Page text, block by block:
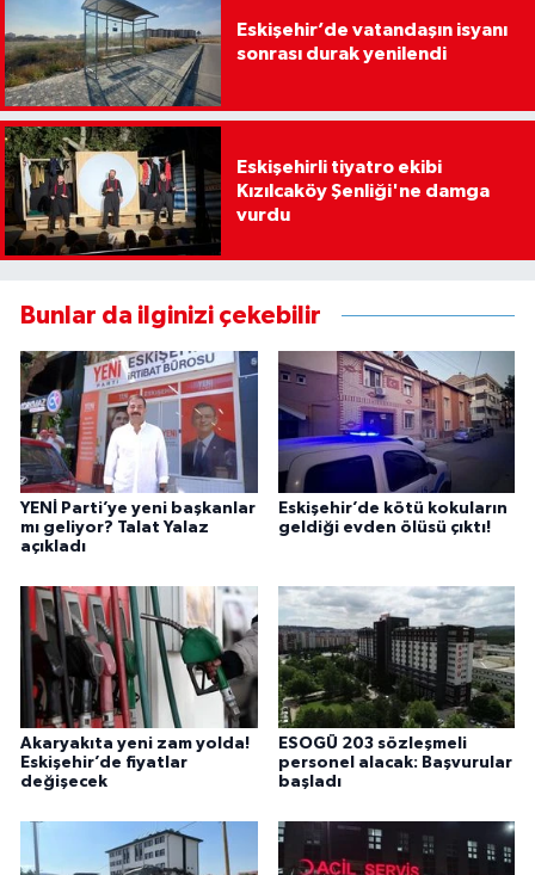
Eskişehir’de vatandaşın isyanı
sonrası durak yenilendi
Eskişehirli tiyatro ekibi
Kızılcaköy Şenliği'ne damga
vurdu
Bunlar da ilginizi çekebilir
YENİ Parti’ye yeni başkanlar
mı geliyor? Talat Yalaz
açıkladı
Eskişehir’de kötü kokuların
geldiği evden ölüsü çıktı!
Akaryakıta yeni zam yolda!
Eskişehir’de fiyatlar
değişecek
ESOGÜ 203 sözleşmeli
personel alacak: Başvurular
başladı